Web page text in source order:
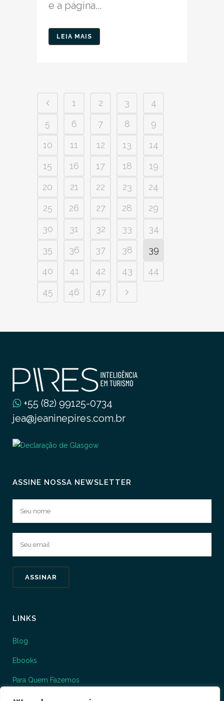
e a página...
LEIA MAIS
1 2 3
4
5
6 7 8
9
10
11 12 13
14
15
16 17 18
19
20
21 22 23
24
25
26 27 28
29
30
31 32 33
34
35
36 37 38
39
40
41 42 43
44
45
46 47
+55 (82) 99125-0734
jea@jeaninepires.com.br
ASSINE NOSSA NEWSLETTER
LINKS
Blog
Ebooks
Para Quem Fazemos